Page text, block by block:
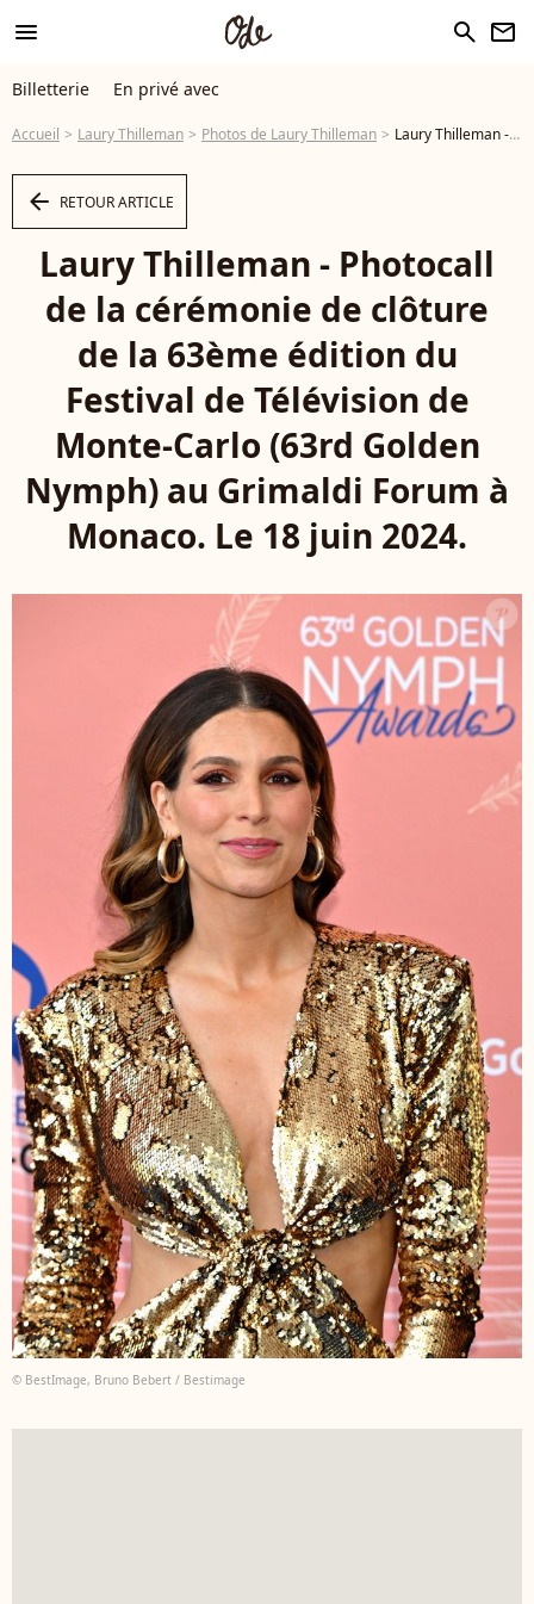
menu search newsletter
Billetterie En privé avec
Accueil Laury Thilleman Photos de Laury Thilleman Laury Thilleman - Photocall de la cérémonie de clôture de la 63ème édition du Festival de Télévision de Monte-Carlo (63rd Golden Nymph) au Grimaldi Forum à Monaco. Le 18 juin 2024. © Bruno Bebert / Bestimage - Photo
arrow_left RETOUR ARTICLE
Laury Thilleman - Photocall
de la cérémonie de clôture
de la 63ème édition du
Festival de Télévision de
Monte-Carlo (63rd Golden
Nymph) au Grimaldi Forum à
Monaco. Le 18 juin 2024.
© BestImage, Bruno Bebert / Bestimage